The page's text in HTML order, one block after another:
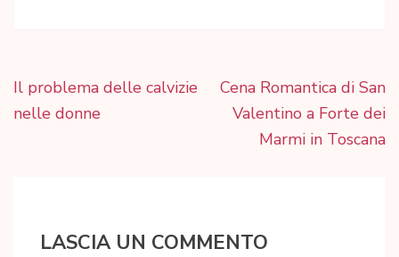
Navigazione
articoli
Il problema delle calvizie
nelle donne
Cena Romantica di San
Valentino a Forte dei
Marmi in Toscana
LASCIA UN COMMENTO